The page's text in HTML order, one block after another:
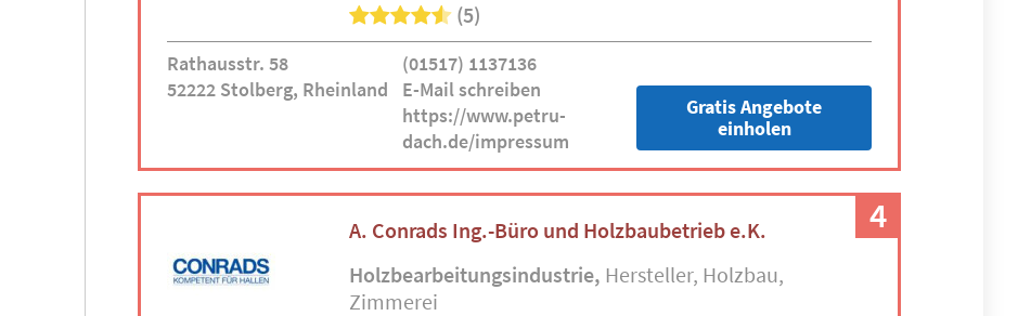
(5)
Rathausstr. 58
52222 Stolberg, Rheinland
(01517) 1137136
E-Mail schreiben
https://www.petru-
dach.de/impressum
Gratis Angebote
einholen
4
A. Conrads Ing.-Büro und Holzbaubetrieb e.K.
Holzbearbeitungsindustrie Hersteller Holzbau
Zimmerei